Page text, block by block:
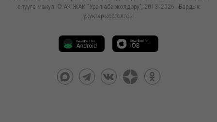
алууга макул. © АК ЖАК "Урал аба жолдору", 2013- 2026 . Бардык
укуктар корголгон.